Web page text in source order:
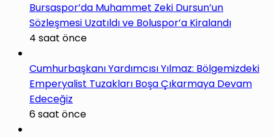
Bursaspor’da Muhammet Zeki Dursun’un
Sözleşmesi Uzatıldı ve Boluspor’a Kiralandı
4 saat önce
Cumhurbaşkanı Yardımcısı Yılmaz: Bölgemizdeki
Emperyalist Tuzakları Boşa Çıkarmaya Devam
Edeceğiz
6 saat önce